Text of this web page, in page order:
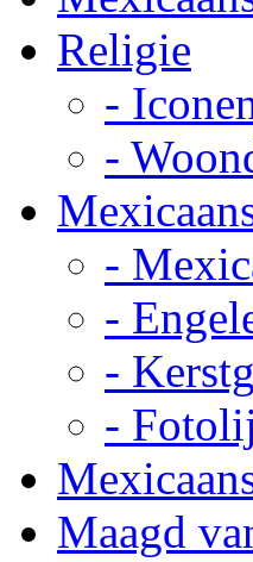
Religie
-
-
-
-
-
-
Maagd